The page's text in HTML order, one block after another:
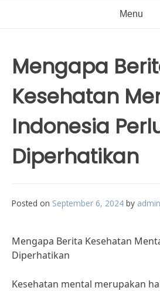
Menu
Mengapa
Kesehatan
Indonesia
Diperhatikan
Posted on September 6, 2024 by
Mengapa Berita Kesehatan
Diperhatikan
Kesehatan mental merupakan